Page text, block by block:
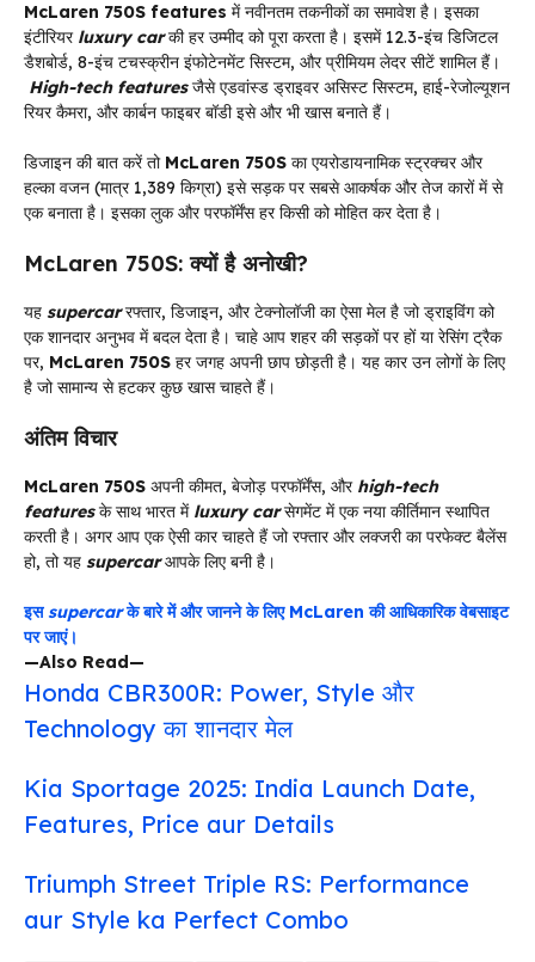
McLaren 750S features में नवीनतम तकनीकों का समावेश है। इसका
इंटीरियर luxury car की हर उम्मीद को पूरा करता है। इसमें 12.3-इंच डिजिटल
डैशबोर्ड, 8-इंच टचस्क्रीन इंफोटेनमेंट सिस्टम, और प्रीमियम लेदर सीटें शामिल हैं।
High-tech features जैसे एडवांस्ड ड्राइवर असिस्ट सिस्टम, हाई-रेजोल्यूशन
रियर कैमरा, और कार्बन फाइबर बॉडी इसे और भी खास बनाते हैं।
डिजाइन की बात करें तो McLaren 750S का एयरोडायनामिक स्ट्रक्चर और
हल्का वजन (मात्र 1,389 किग्रा) इसे सड़क पर सबसे आकर्षक और तेज कारों में से
एक बनाता है। इसका लुक और परफॉर्मेंस हर किसी को मोहित कर देता है।
McLaren 750S: क्यों है अनोखी?
यह supercarरफ्तार, डिजाइन, और टेक्नोलॉजी का ऐसा मेल है जो ड्राइविंग को
एक शानदार अनुभव में बदल देता है। चाहे आप शहर की सड़कों पर हों या रेसिंग ट्रैक
पर, McLaren 750S हर जगह अपनी छाप छोड़ती है। यह कार उन लोगों के लिए
है जो सामान्य से हटकर कुछ खास चाहते हैं।
अंतिम विचार
McLaren 750S अपनी कीमत, बेजोड़ परफॉर्मेंस, और high-tech
features के साथ भारत में luxury car सेगमेंट में एक नया कीर्तिमान स्थापित
करती है। अगर आप एक ऐसी कार चाहते हैं जो रफ्तार और लक्जरी का परफेक्ट बैलेंस
हो, तो यह supercar आपके लिए बनी है।
इसsupercarके बारे में और जानने के लिए McLaren की आधिकारिक वेबसाइट
पर जाएं।
—Also Read—
Honda CBR300R: Power, Style और
Technology का शानदार मेल
Kia Sportage 2025: India Launch Date,
Features, Price aur Details
Triumph Street Triple RS: Performance
aur Style ka Perfect Combo